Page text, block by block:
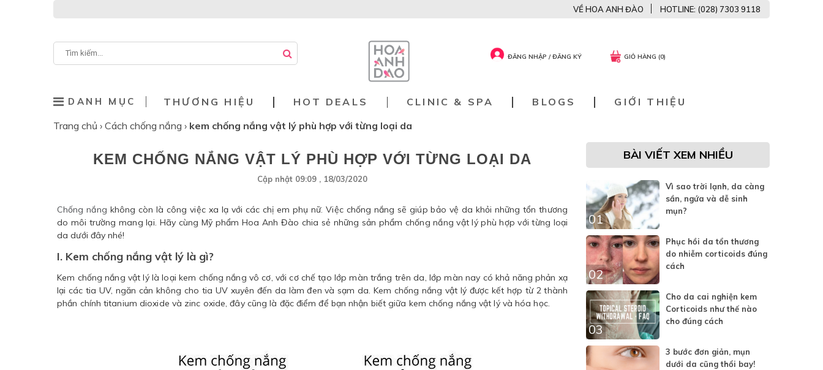
ĐĂNG NHẬP / ĐĂNG KÝ GIỎ HÀNG (0)
VỀ HOA ANH ĐÀO HOTLINE: (028) 7303 9118
DANH MỤC THƯƠNG HIỆU HOT DEALS CLINIC & SPA BLOGS
GIỚI THIỆU
Trang chủ › Cách chống nắng › kem chống nắng vật lý phù hợp với từng loại da
KEM CHỐNG NẮNG VẬT LÝ PHÙ HỢP VỚI TỪNG LOẠI DA
Cập nhật 09:09 , 18/03/2020
Chống nắng không còn là công việc xa lạ với các chị em phụ nữ. Việc chống nắng sẽ giúp bảo vệ da khỏi những tổn thương
do môi trường mang lại. Hãy cùng Mỹ phẩm Hoa Anh Đào chia sẻ những sản phẩm chống nắng vật lý phù hợp với từng loại
da dưới đây nhé!
I. Kem chống nắng vật lý là gì?
Kem chống nắng vật lý là loại kem chống nắng vô cơ, với cơ chế tạo lớp màn trắng trên da, lớp màn nay có khả năng phản xạ
lại các tia UV, ngăn cản không cho tia UV xuyên đến da làm đen và sạm da. Kem chống nắng vật lý được kết hợp từ 2 thành
phần chính titanium dioxide và zinc oxide, đây cũng là đặc điểm để bạn nhận biết giữa kem chống nắng vật lý và hóa học.
BÀI VIẾT XEM NHIỀU
01
Vì sao trời lạnh, da càng
sần, ngứa và dễ sinh
mụn?
02
Phục hồi da tổn thương
do nhiễm corticoids đúng
cách
03
Cho da cai nghiện kem
Corticoids như thế nào
cho đúng cách
3 bước đơn giản, mụn
dưới da cũng thổi bay!